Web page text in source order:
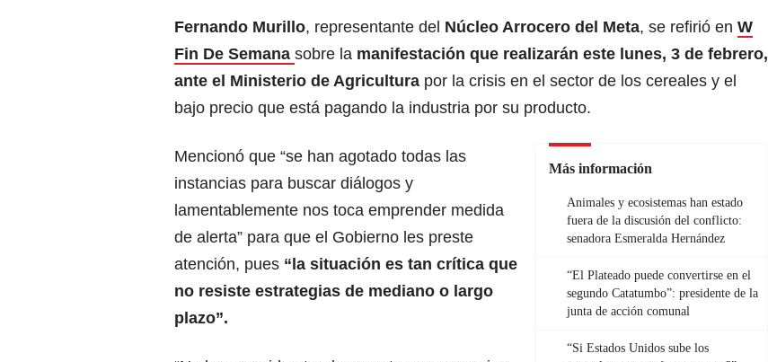
Fernando Murillo, representante del Núcleo Arrocero del Meta, se refirió en W
Fin De Semana sobre la manifestación que realizarán este lunes, 3 de febrero,
ante el Ministerio de Agricultura por la crisis en el sector de los cereales y el
bajo precio que está pagando la industria por su producto.
Más información
Animales y ecosistemas han estado
fuera de la discusión del conflicto:
senadora Esmeralda Hernández
“El Plateado puede convertirse en el
segundo Catatumbo”: presidente de la
junta de acción comunal
“Si Estados Unidos sube los
Mencionó que “se han agotado todas las
instancias para buscar diálogos y
lamentablemente nos toca emprender medida
de alerta” para que el Gobierno les preste
atención, pues “la situación es tan crítica que
no resiste estrategias de mediano o largo
plazo”.